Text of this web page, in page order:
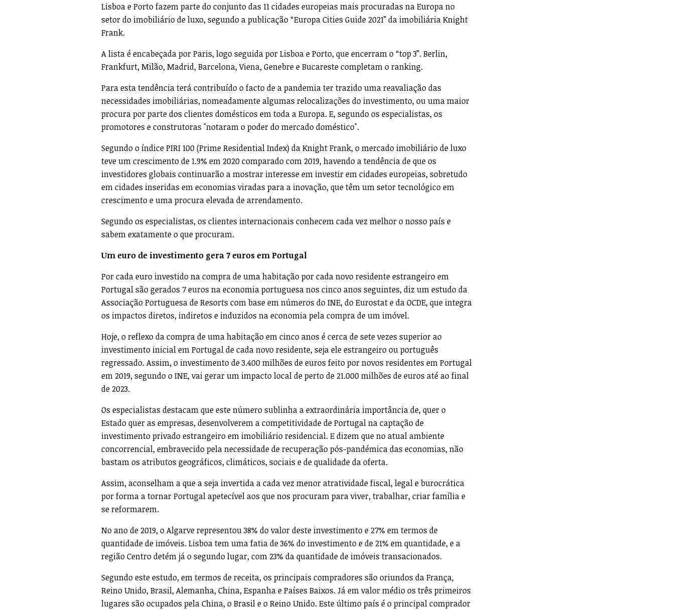
Lisboa e Porto fazem parte do conjunto das 11 cidades europeias mais procuradas na Europa no
setor do imobiliário de luxo, segundo a publicação “Europa Cities Guide 2021” da imobiliária Knight
Frank.
A lista é encabeçada por Paris, logo seguida por Lisboa e Porto, que encerram o “top 3”. Berlin,
Frankfurt, Milão, Madrid, Barcelona, Viena, Genebre e Bucareste completam o ranking.
Para esta tendência terá contribuído o facto de a pandemia ter trazido uma reavaliação das
necessidades imobiliárias, nomeadamente algumas relocalizações do investimento, ou uma maior
procura por parte dos clientes domésticos em toda a Europa. E, segundo os especialistas, os
promotores e construtoras "notaram o poder do mercado doméstico".
Segundo o índice PIRI 100 (Prime Residential Index) da Knight Frank, o mercado imobiliário de luxo
teve um crescimento de 1.9% em 2020 comparado com 2019, havendo a tendência de que os
investidores globais continuarão a mostrar interesse em investir em cidades europeias, sobretudo
em cidades inseridas em economias viradas para a inovação, que têm um setor tecnológico em
crescimento e uma procura elevada de arrendamento.
Segundo os especialistas, os clientes internacionais conhecem cada vez melhor o nosso país e
sabem exatamente o que procuram.
Um euro de investimento gera 7 euros em Portugal
Por cada euro investido na compra de uma habitação por cada novo residente estrangeiro em
Portugal são gerados 7 euros na economia portuguesa nos cinco anos seguintes, diz um estudo da
Associação Portuguesa de Resorts com base em números do INE, do Eurostat e da OCDE, que integra
os impactos diretos, indiretos e induzidos na economia pela compra de um imóvel.
Hoje, o reflexo da compra de uma habitação em cinco anos é cerca de sete vezes superior ao
investimento inicial em Portugal de cada novo residente, seja ele estrangeiro ou português
regressado. Assim, o investimento de 3.400 milhões de euros feito por novos residentes em Portugal
em 2019, segundo o INE, vai gerar um impacto local de perto de 21.000 milhões de euros até ao final
de 2023.
Os especialistas destacam que este número sublinha a extraordinária importância de, quer o
Estado quer as empresas, desenvolverem a competitividade de Portugal na captação de
investimento privado estrangeiro em imobiliário residencial. E dizem que no atual ambiente
concorrencial, embravecido pela necessidade de recuperação pós-pandémica das economias, não
bastam os atributos geográficos, climáticos, sociais e de qualidade da oferta.
Assim, aconselham a que a seja invertida a cada vez menor atratividade fiscal, legal e burocrática
por forma a tornar Portugal apetecível aos que nos procuram para viver, trabalhar, criar família e
se reformarem.
No ano de 2019, o Algarve representou 38% do valor deste investimento e 27% em termos de
quantidade de imóveis. Lisboa tem uma fatia de 36% do investimento e de 21% em quantidade, e a
região Centro detém já o segundo lugar, com 23% da quantidade de imóveis transacionados.
Segundo este estudo, em termos de receita, os principais compradores são oriundos da França,
Reino Unido, Brasil, Alemanha, China, Espanha e Países Baixos. Já em valor médio os três primeiros
lugares são ocupados pela China, o Brasil e o Reino Unido. Este último país é o principal comprador